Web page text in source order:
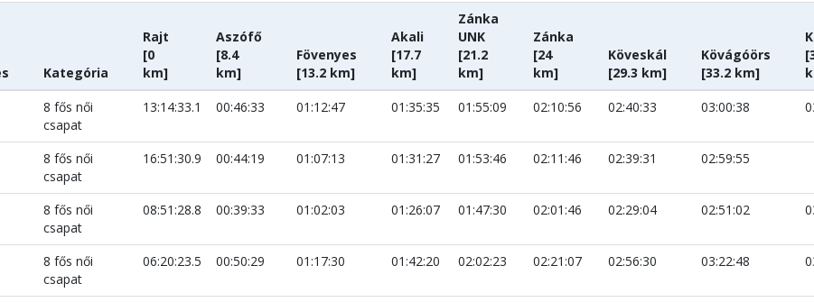
Kategória
Rajt
[0
km]
Aszófő
[8.4
km]
Fövenyes
[13.2 km]
Akali
[17.7
km]
Zánka
UNK
[21.2
km]
Zánka
[24
km]
Köveskál
[29.3 km]
Kövágóörs
[33.2 km]
8 fős női
csapat
13:14:33.1 00:46:33 01:12:47 01:35:35 01:55:09 02:10:56 02:40:33 03:00:38
8 fős női
csapat
16:51:30.9 00:44:19 01:07:13 01:31:27 01:53:46 02:11:46 02:39:31 02:59:55
8 fős női
csapat
08:51:28.8 00:39:33 01:02:03 01:26:07 01:47:30 02:01:46 02:29:04 02:51:02
8 fős női
csapat
06:20:23.5 00:50:29 01:17:30 01:42:20 02:02:23 02:21:07 02:56:30 03:22:48